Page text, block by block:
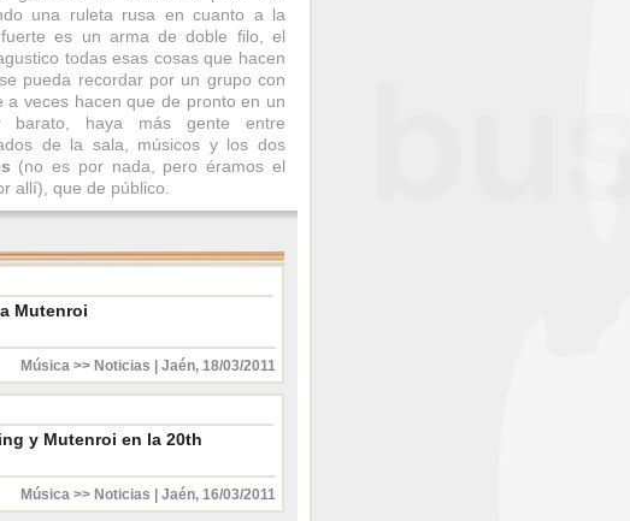
una ruleta rusa en cuanto a la
es un arma de doble filo, el
todas esas cosas que hacen
pueda recordar por un grupo con
a veces hacen que de pronto en un
barato, haya más gente entre
de la sala, músicos y los dos
(no es por nada, pero éramos el
allí), que de público.
Mutenroi
Música >> Noticias Jaén, 18/03/2011
y Mutenroi en la 20th
Música >> Noticias Jaén, 16/03/2011